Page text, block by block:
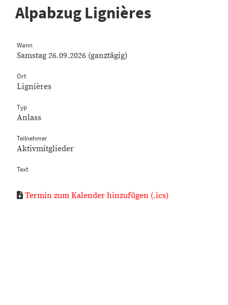
Alpabzug Lignières
Wann
Samstag 26.09.2026 (ganztägig)
Ort
Lignières
Typ
Anlass
Teilnehmer
Aktivmitglieder
Text
Termin zum Kalender hinzufügen (.ics)